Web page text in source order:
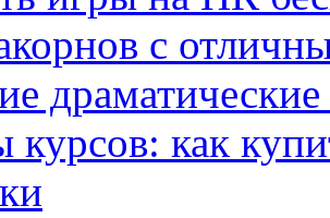
с
курсов: как